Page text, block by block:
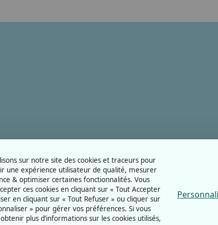
sur notre site des cookies et traceurs pour
une expérience utilisateur de qualité, mesurer
& optimiser certaines fonctionnalités. Vous
ces cookies en cliquant sur « Tout Accepter
en cliquant sur « Tout Refuser » ou cliquer sur
» pour gérer vos préférences. Si vous
plus d’informations sur les cookies utilisés,